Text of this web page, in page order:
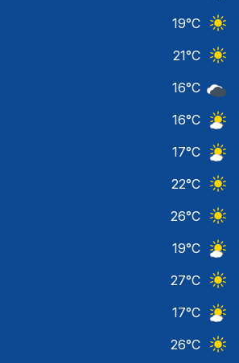
19°C
21°C
16°C
16°C
17°C
22°C
26°C
19°C
27°C
17°C
26°C